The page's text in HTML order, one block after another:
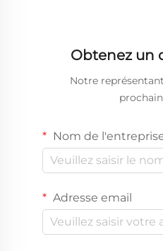
Obtenez un
Notre
Nom de
Adresse email